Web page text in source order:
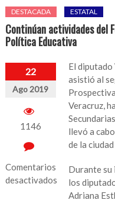
DESTACADA ESTATAL
Continúan actividades del
Política Educativa
22
Ago 2019
1146
Comentarios
desactivados
El diputado
asistió al
Veracruz,
llevó a
de la
Durante su
los
Adriana